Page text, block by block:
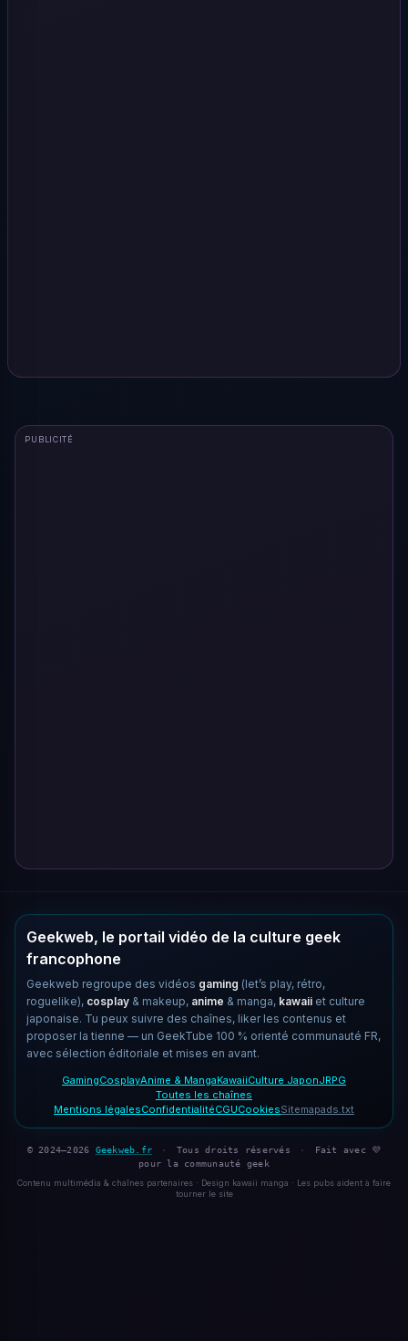
PUBLICITÉ
Geekweb, le portail vidéo de la culture geek
francophone
Geekweb regroupe des vidéos gaming (let’s play, rétro,
roguelike), cosplay & makeup, anime & manga, kawaii et culture
japonaise. Tu peux suivre des chaînes, liker les contenus et
proposer la tienne — un GeekTube 100 % orienté communauté FR,
avec sélection éditoriale et mises en avant.
GamingCosplayAnime & MangaKawaiiCulture JaponJRPG
Toutes les chaînes
Mentions légalesConfidentialitéCGUCookiesSitemapads.txt
© 2024–2026 Geekweb.fr · Tous droits réservés ·
Fait avec 💜
pour la communauté geek
Contenu multimédia & chaînes partenaires · Design kawaii manga · Les pubs aident à faire
tourner le site